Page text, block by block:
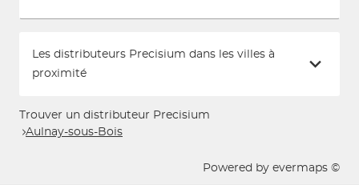
Les distributeurs Precisium dans les villes à
proximité
Trouver un distributeur Precisium
Aulnay-sous-Bois
Powered by evermaps ©